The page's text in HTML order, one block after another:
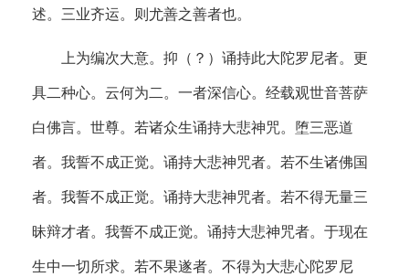
述。三业齐运。则尤善之善者也。
上为编次大意。抑（？）诵持此大陀罗尼者。更
具二种心。云何为二。一者深信心。经载观世音菩萨
白佛言。世尊。若诸众生诵持大悲神咒。堕三恶道
者。我誓不成正觉。诵持大悲神咒者。若不生诸佛国
者。我誓不成正觉。诵持大悲神咒者。若不得无量三
昧辩才者。我誓不成正觉。诵持大悲神咒者。于现在
生中一切所求。若不果遂者。不得为大悲心陀罗尼